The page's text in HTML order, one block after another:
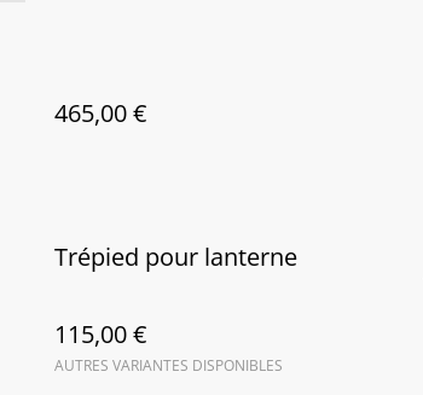
465,00 €
Trépied pour lanterne
115,00 €
AUTRES VARIANTES DISPONIBLES